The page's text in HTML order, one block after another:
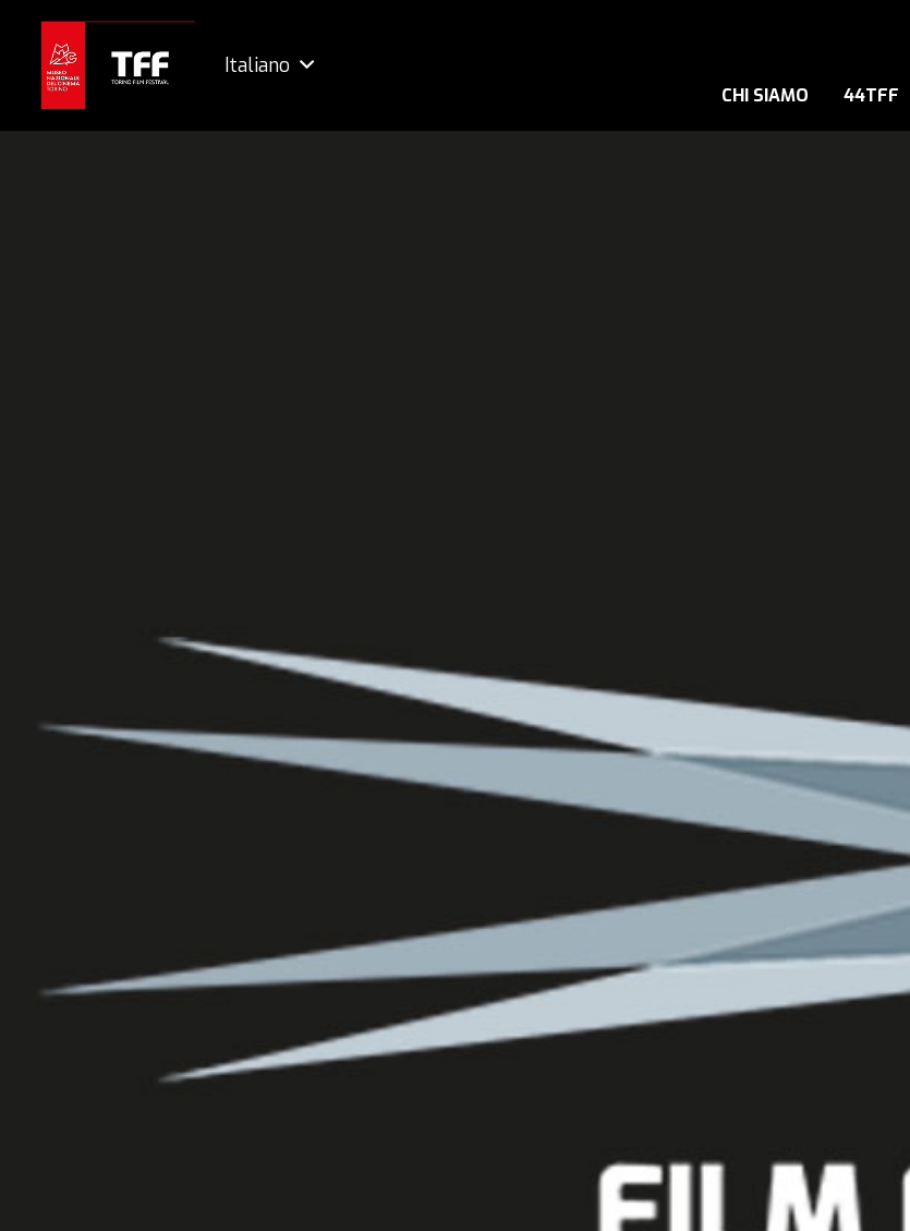
Italiano
CHI SIAMO 44TFF